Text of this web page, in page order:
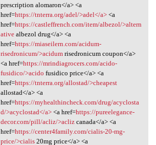
prescription alomaron</a> <a
href=https://tnterra.org/adel/>adel</a><a
href=https://castleffrench.com/item/albezol/>altern
ativealbezol drug</a> <a
href=https://miaseilern.com/acidum-
risedronicum/>acidumrisedronicum coupon</a>
<a href=https://mrindiagrocers.com/acido-
fusidico/>acido fusidico price</a> <a
href=https://tnterra.org/allostad/>cheapest
allostad</a> <a
href=https://myhealthincheck.com/drug/acyclosta
d/>acyclostad</a><a href=https://pureelegance-
decor.com/pill/acliz/>aclizcanada</a> <a
href=https://center4family.com/cialis-20-mg-
price/>cialis20mg price</a> <a